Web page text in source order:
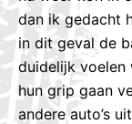
dan ik gedacht
in dit geval de
duidelijk voelen
hun grip gaan
andere auto’s